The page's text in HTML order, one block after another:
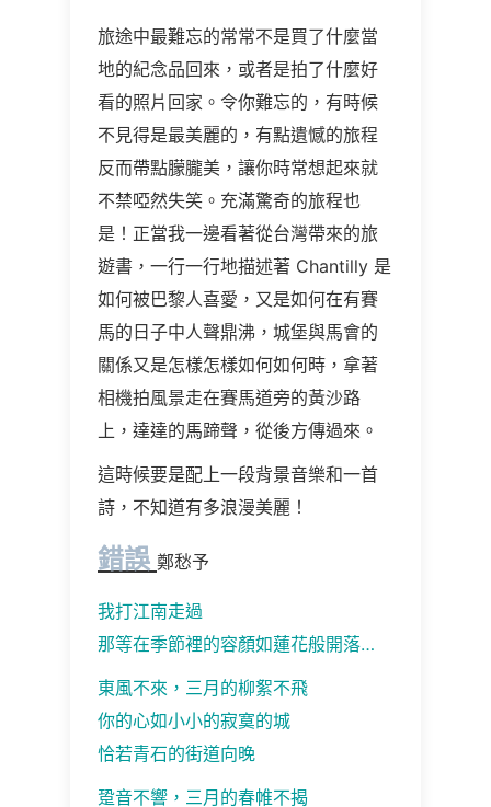
旅途中最難忘的常常不是買了什麼當
地的紀念品回來，或者是拍了什麼好
看的照片回家。令你難忘的，有時候
不見得是最美麗的，有點遺憾的旅程
反而帶點朦朧美，讓你時常想起來就
不禁啞然失笑。充滿驚奇的旅程也
是！正當我一邊看著從台灣帶來的旅
遊書，一行一行地描述著 Chantilly 是
如何被巴黎人喜愛，又是如何在有賽
馬的日子中人聲鼎沸，城堡與馬會的
關係又是怎樣怎樣如何如何時，拿著
相機拍風景走在賽馬道旁的黃沙路
上，達達的馬蹄聲，從後方傳過來。
這時候要是配上一段背景音樂和一首
詩，不知道有多浪漫美麗！
錯誤 鄭愁予
我打江南走過
那等在季節裡的容顏如蓮花般開落…
東風不來，三月的柳絮不飛
你的心如小小的寂寞的城
恰若青石的街道向晚
跫音不響，三月的春帷不揭